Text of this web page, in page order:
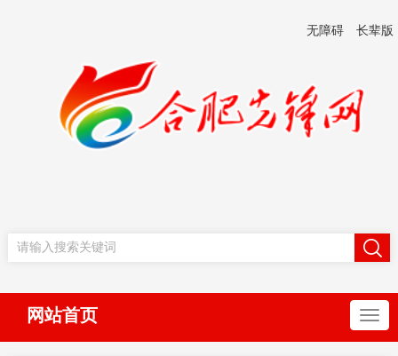
无障碍 长辈版
网站首页